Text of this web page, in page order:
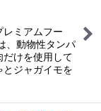
レミアムフー
、動物性タンパ
けを使用して
ジャガイモを